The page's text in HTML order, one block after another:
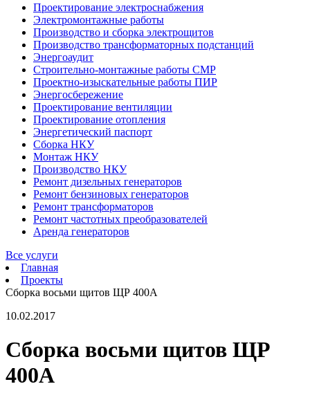
Проектирование электроснабжения
Электромонтажные работы
Производство и сборка электрощитов
Производство трансформаторных подстанций
Энергоаудит
Строительно-монтажные работы СМР
Проектно-изыскательные работы ПИР
Энергосбережение
Проектирование вентиляции
Проектирование отопления
Энергетический паспорт
Сборка НКУ
Монтаж НКУ
Производство НКУ
Ремонт дизельных генераторов
Ремонт бензиновых генераторов
Ремонт трансформаторов
Ремонт частотных преобразователей
Аренда генераторов
Все услуги
Главная
Проекты
Сборка восьми щитов ЩР 400А
10.02.2017
Сборка восьми щитов ЩР
400А